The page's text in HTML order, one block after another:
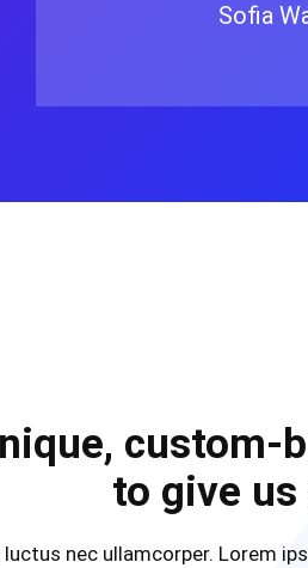
Sofia
custom-
to give
nec ullamcorper. Lorem